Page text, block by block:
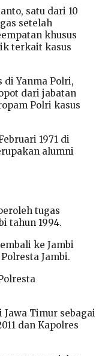
satu dari 10
setelah
khusus
terkait kasus
di Yanma Polri,
dari jabatan
Polri kasus
1971 di
alumni
tugas
tahun 1994.
ke Jambi
Jambi.
Jawa Timur sebagai
dan Kapolres